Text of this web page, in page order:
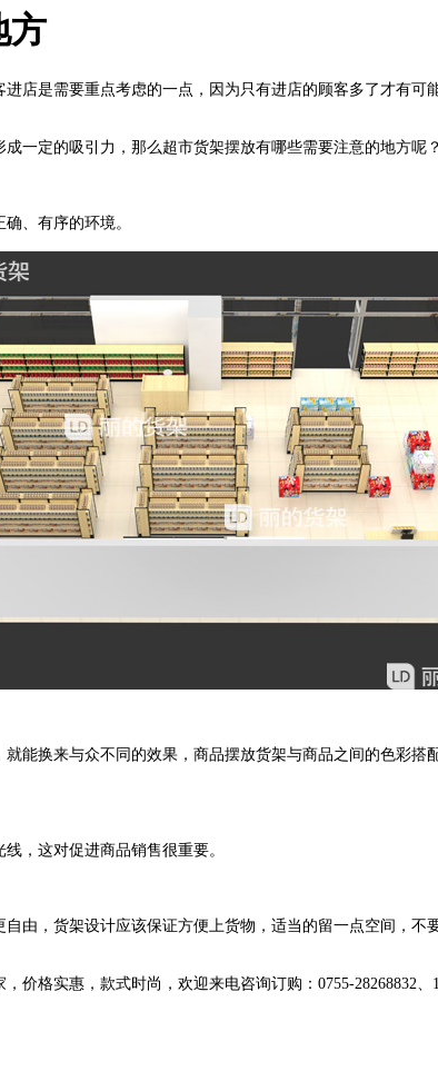
方
进店是需要重点考虑的一点，因为只有进店的顾客多了才有
一定的吸引力，那么超市货架摆放有哪些需要注意的地方呢？
、有序的环境。
换来与众不同的效果，商品摆放货架与商品之间的色彩搭
，这对促进商品销售很重要。
，货架设计应该保证方便上货物，适当的留一点空间，不
格实惠，款式时尚，欢迎来电咨询订购：0755-28268832、